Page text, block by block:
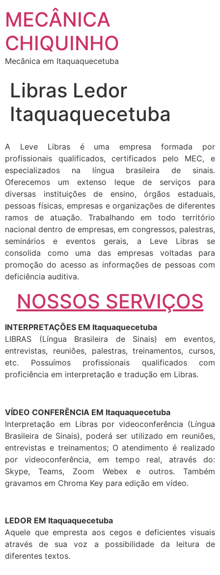
MECÂNICA
CHIQUINHO
Mecânica em Itaquaquecetuba
Libras Ledor
Itaquaquecetuba
A Leve Libras é uma empresa formada por
profissionais qualificados, certificados pelo MEC, e
especializados na língua brasileira de sinais.
Oferecemos um extenso leque de serviços para
diversas instituições de ensino, órgãos estaduais,
pessoas físicas, empresas e organizações de diferentes
ramos de atuação. Trabalhando em todo território
nacional dentro de empresas, em congressos, palestras,
seminários e eventos gerais, a Leve Libras se
consolida como uma das empresas voltadas para
promoção do acesso as informações de pessoas com
deficiência auditiva.
NOSSOS SERVIÇOS
INTERPRETAÇÕES EM Itaquaquecetuba
LIBRAS (Língua Brasileira de Sinais) em eventos,
entrevistas, reuniões, palestras, treinamentos, cursos,
etc. Possuímos profissionais qualificados com
proficiência em interpretação e tradução em Libras.
VÍDEO CONFERÊNCIA EM Itaquaquecetuba
Interpretação em Libras por videoconferência (Língua
Brasileira de Sinais), poderá ser utilizado em reuniões,
entrevistas e treinamentos; O atendimento é realizado
por videoconferência, em tempo real, através do:
Skype, Teams, Zoom Webex e outros. Também
gravamos em Chroma Key para edição em vídeo.
LEDOR EM Itaquaquecetuba
Aquele que empresta aos cegos e deficientes visuais
através de sua voz a possibilidade da leitura de
diferentes textos.